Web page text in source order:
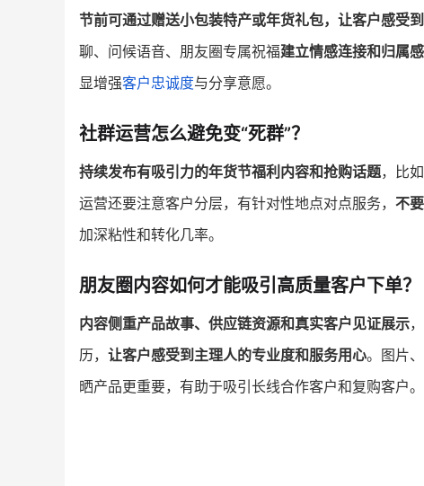
节前可通过赠送小包装特产或年货礼包，让客户感受
聊、问候语音、朋友圈专属祝福建立情感连接和归属感
显增强客户忠诚度与分享意愿。
社群运营怎么避免变“死群”？
持续发布有吸引力的年货节福利内容和抢购话题，比
运营还要注意客户分层，有针对性地点对点服务， 不
加深粘性和转化几率。
朋友圈内容如何才能吸引高质量客户下单？
内容侧重产品故事、供应链资源和真实客户见证展示
历， 让客户感受到主理人的专业度和服务用心。图片
晒产品更重要，有助于吸引长线合作客户和复购客户。